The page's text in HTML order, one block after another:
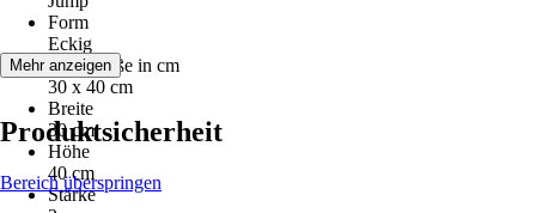
Form
Eckig
Nenngröße in cm
30 x 40 cm
Breite
30 cm
Höhe
40 cm
Stärke
Mehr anzeigen
Produktsicherheit
Bereich überspringen